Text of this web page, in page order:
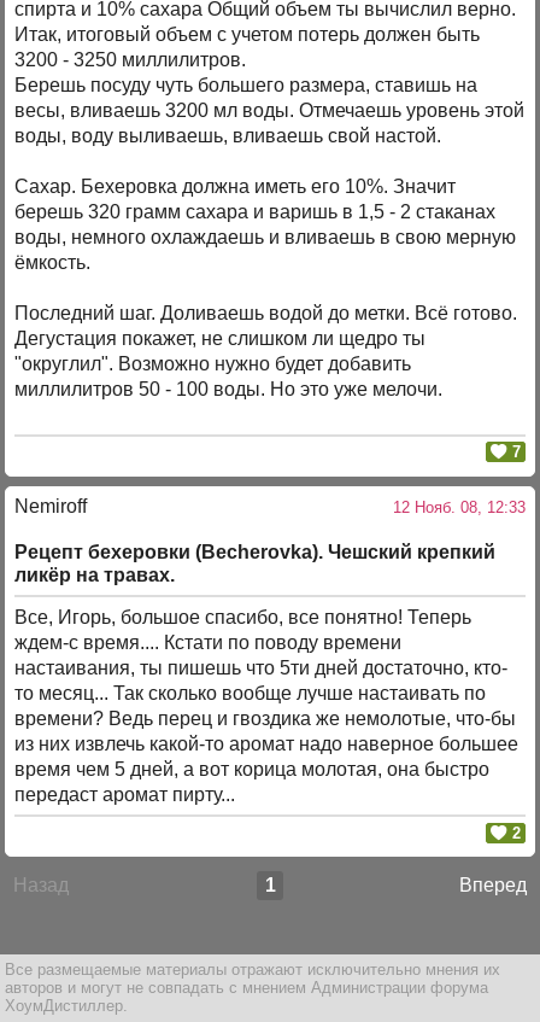
спирта и 10% сахара Общий объем ты вычислил верно.
Итак, итоговый объем с учетом потерь должен быть
3200 - 3250 миллилитров.
Берешь посуду чуть большего размера, ставишь на
весы, вливаешь 3200 мл воды. Отмечаешь уровень этой
воды, воду выливаешь, вливаешь свой настой.
Сахар. Бехеровка должна иметь его 10%. Значит
берешь 320 грамм сахара и варишь в 1,5 - 2 стаканах
воды, немного охлаждаешь и вливаешь в свою мерную
ёмкость.
Последний шаг. Доливаешь водой до метки. Всё готово.
Дегустация покажет, не слишком ли щедро ты
"округлил". Возможно нужно будет добавить
миллилитров 50 - 100 воды. Но это уже мелочи.
7
Nemiroff 12 Нояб. 08, 12:33
Рецепт бехеровки (Becherovka). Чешский крепкий
ликёр на травах.
Все, Игорь, большое спасибо, все понятно! Теперь
ждем-с время.... Кстати по поводу времени
настаивания, ты пишешь что 5ти дней достаточно, кто-
то месяц... Так сколько вообще лучше настаивать по
времени? Ведь перец и гвоздика же немолотые, что-бы
из них извлечь какой-то аромат надо наверное большее
время чем 5 дней, а вот корица молотая, она быстро
передаст аромат пирту...
2
Назад Вперед
1
Все размещаемые материалы отражают исключительно мнения их
авторов и могут не совпадать с мнением Администрации форума
ХоумДистиллер.